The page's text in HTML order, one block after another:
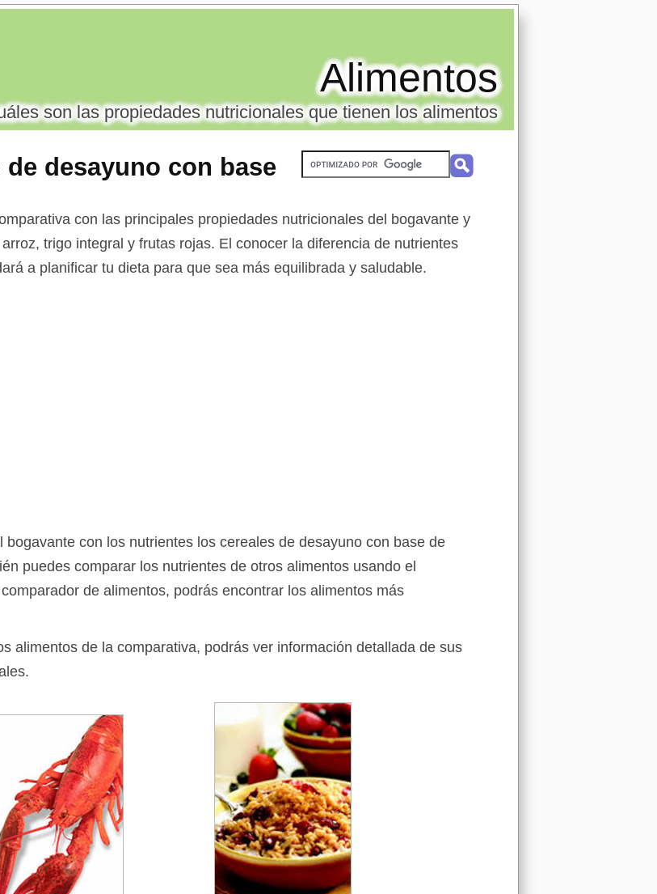
desayuno con base
y frutas rojas
Alimentos
son las propiedades nutricionales que tienen los alimentos
con las principales propiedades nutricionales del bogavante y
trigo integral y frutas rojas. El conocer la diferencia de nutrientes
a planificar tu dieta para que sea más equilibrada y saludable.
con los nutrientes los cereales de desayuno con base de
puedes comparar los nutrientes de otros alimentos usando el
de alimentos, podrás encontrar los alimentos más
alimentos de la comparativa, podrás ver información detallada de sus